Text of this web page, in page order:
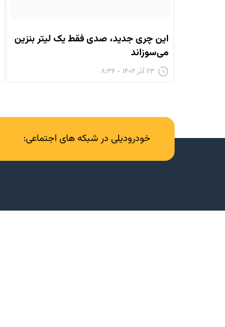
این چری جدید، صدی فقط یک لیتر بنزین
می‌سوزاند
۲۳ آذر ۱۴۰۲ - ۸:۳۶
خودرودیلی در شبکه های اجتماعی: